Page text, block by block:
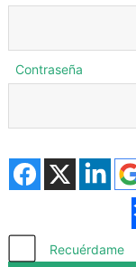
Contraseña
Recuérdame